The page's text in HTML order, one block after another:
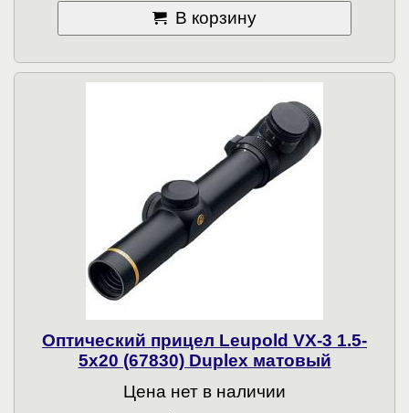
В корзину
Оптический прицел Leupold VX-3 1.5-
5x20 (67830) Duplex матовый
Цена нет в наличии